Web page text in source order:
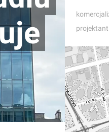
projektant